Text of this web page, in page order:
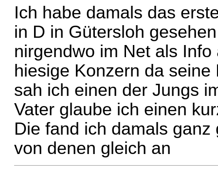
Ich habe damals das
in D in Gütersloh
nirgendwo im Net als
hiesige Konzern da
sah ich einen der Jungs
Vater glaube ich einen
Die fand ich damals
von denen gleich an